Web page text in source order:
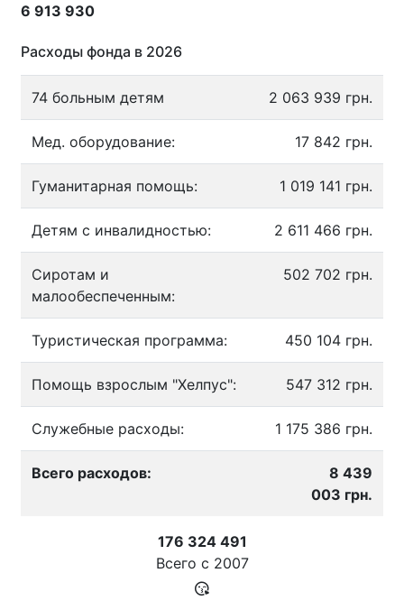
6 913 930
Расходы фонда в 2026
74 больным детям 2 063 939 грн.
Мед. оборудование: 17 842 грн.
Гуманитарная помощь: 1 019 141 грн.
Детям с инвалидностью: 2 611 466 грн.
Сиротам и
малообеспеченным:
502 702 грн.
Туристическая программа: 450 104 грн.
Помощь взрослым "Хелпус": 547 312 грн.
Служебные расходы: 1 175 386 грн.
Всего расходов:
8 439
003 грн.
176 324 491
Всего с 2007